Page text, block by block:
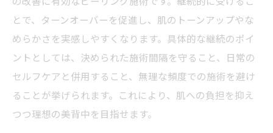
とで、ターンオーバーを促進し、肌のトーンアップやな
めらかさを実感しやすくなります。具体的な継続のポイ
ントとしては、決められた施術間隔を守ること、日常の
セルフケアと併用すること、無理な頻度での施術を避け
ることが挙げられます。これにより、肌への負担を抑え
つつ理想の美背中を目指せます。